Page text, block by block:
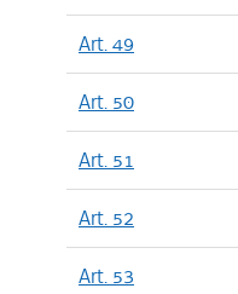
Art. 49
Art. 50
Art. 51
Art. 52
Art. 53